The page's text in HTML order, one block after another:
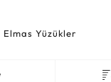
Elmas Yüzükler